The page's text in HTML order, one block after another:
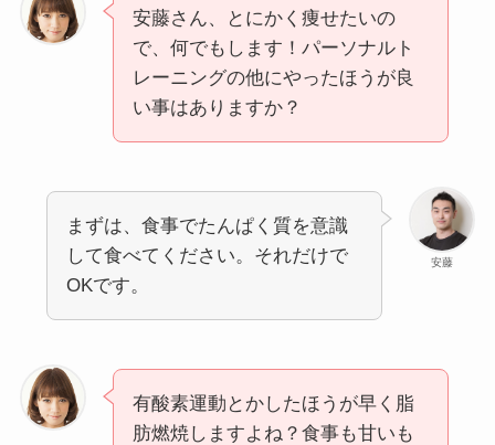
安藤さん、とにかく痩せたいの
で、何でもします！パーソナルト
レーニングの他にやったほうが良
い事はありますか？
安藤
まずは、食事でたんぱく質を意識
して食べてください。それだけで
OKです。
有酸素運動とかしたほうが早く脂
肪燃焼しますよね？食事も甘いも